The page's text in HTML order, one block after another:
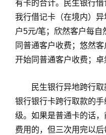
有卡的合计。民生银行借
我行借记卡（在境内）
户5元/笔；欣然客户每
同普通客户收费；悠然
开始同普通客户收费；卓
民生银行异地跨行
银行银行卡跨行取款的
级。如果是普通卡的话
费用的，但三次用完以